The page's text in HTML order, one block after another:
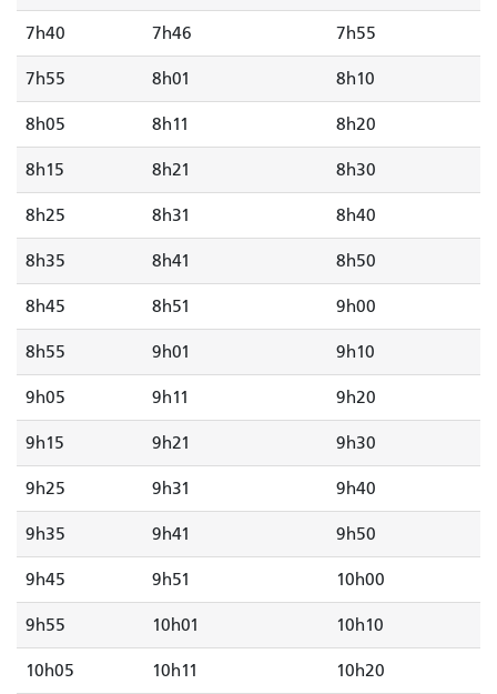
7h40 7h46 7h55
7h55 8h01 8h10
8h05 8h11 8h20
8h15 8h21 8h30
8h25 8h31 8h40
8h35 8h41 8h50
8h45 8h51 9h00
8h55 9h01 9h10
9h05 9h11 9h20
9h15 9h21 9h30
9h25 9h31 9h40
9h35 9h41 9h50
9h45 9h51 10h00
9h55 10h01 10h10
10h05 10h11 10h20